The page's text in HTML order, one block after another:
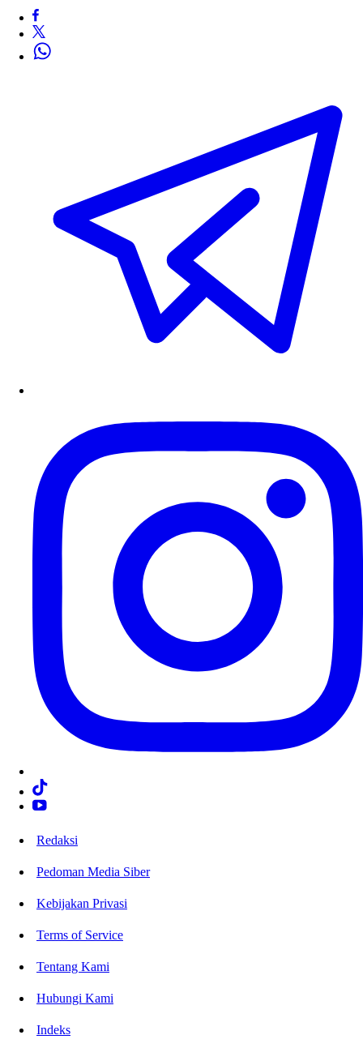
Redaksi
Pedoman Media Siber
Kebijakan Privasi
Terms of Service
Tentang Kami
Hubungi Kami
Indeks